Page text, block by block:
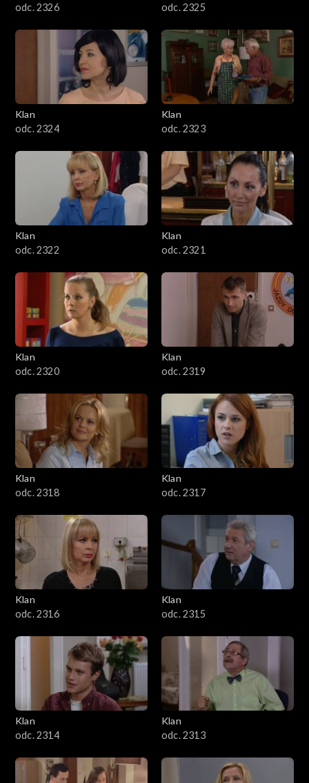
odc. 2326
odc. 2325
Klan
odc. 2324
Klan
odc. 2323
Klan
odc. 2322
Klan
odc. 2321
Klan
odc. 2320
Klan
odc. 2319
Klan
odc. 2318
Klan
odc. 2317
Klan
odc. 2316
Klan
odc. 2315
Klan
odc. 2314
Klan
odc. 2313